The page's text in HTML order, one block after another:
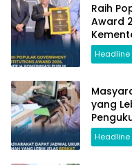
Raih
Award
Headline
yang
Headline